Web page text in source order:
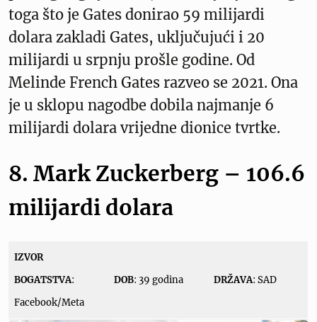
toga što je Gates donirao 59 milijardi
dolara zakladi Gates, uključujući i 20
milijardi u srpnju prošle godine. Od
Melinde French Gates razveo se 2021. Ona
je u sklopu nagodbe dobila najmanje 6
milijardi dolara vrijedne dionice tvrtke.
8. Mark Zuckerberg – 106.6
milijardi dolara
IZVOR
BOGATSTVA:
Facebook/Meta
DOB: 39 godina DRŽAVA: SAD